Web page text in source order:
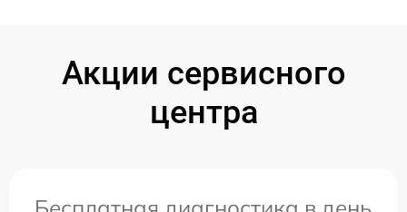
Акции сервисного
центра